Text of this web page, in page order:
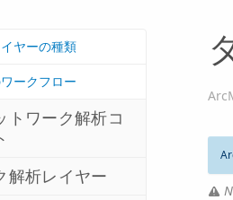
ヤーの種類
ークフロー
トワーク解析コ
解析レイヤー